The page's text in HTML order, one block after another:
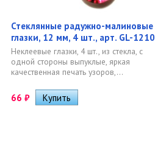
Стеклянные радужно-малиновые
глазки, 12 мм, 4 шт., арт. GL-1210
Неклеевые глазки, 4 шт., из стекла, с
одной стороны выпуклые, яркая
качественная печать узоров,...
66 ₽